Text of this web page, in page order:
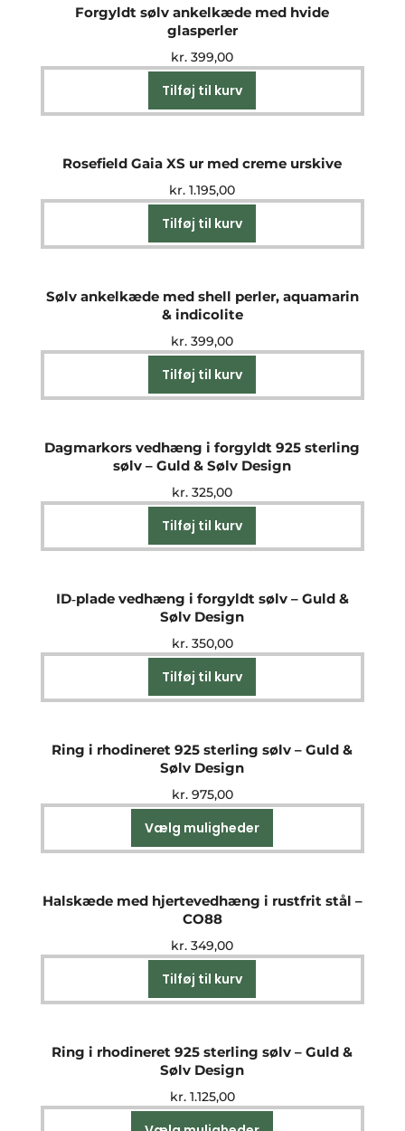
Forgyldt sølv ankelkæde med hvide
glasperler
kr. 399,00
Tilføj til kurv
Rosefield Gaia XS ur med creme urskive
kr. 1.195,00
Tilføj til kurv
Sølv ankelkæde med shell perler, aquamarin
& indicolite
kr. 399,00
Tilføj til kurv
Dagmarkors vedhæng i forgyldt 925 sterling
sølv – Guld & Sølv Design
kr. 325,00
Tilføj til kurv
ID‑plade vedhæng i forgyldt sølv – Guld &
Sølv Design
kr.350,00
Tilføj til kurv
Ring i rhodineret 925 sterling sølv – Guld &
Sølv Design
kr.975,00
Vælg muligheder
vare
varianter.
kan
Halskæde med hjertevedhæng i rustfrit stål –
CO88
kr. 349,00
Tilføj til kurv
Ring i rhodineret 925 sterling sølv – Guld &
Sølv Design
kr.1.125,00